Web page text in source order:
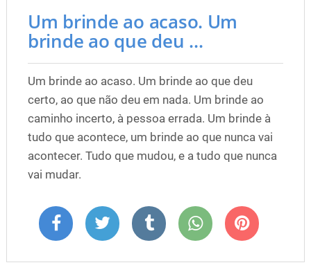
Um brinde ao acaso. Um
brinde ao que deu ...
Um brinde ao acaso. Um brinde ao que deu
certo, ao que não deu em nada. Um brinde ao
caminho incerto, à pessoa errada. Um brinde à
tudo que acontece, um brinde ao que nunca vai
acontecer. Tudo que mudou, e a tudo que nunca
vai mudar.